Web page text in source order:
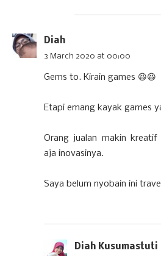
Diah
3 March 2020 at 00:00
Gems to. Kirain games 😆😆
Etapi emang kayak games
Orang jualan makin kreatif
aja inovasinya.
Saya belum nyobain ini
Diah Kusumastuti